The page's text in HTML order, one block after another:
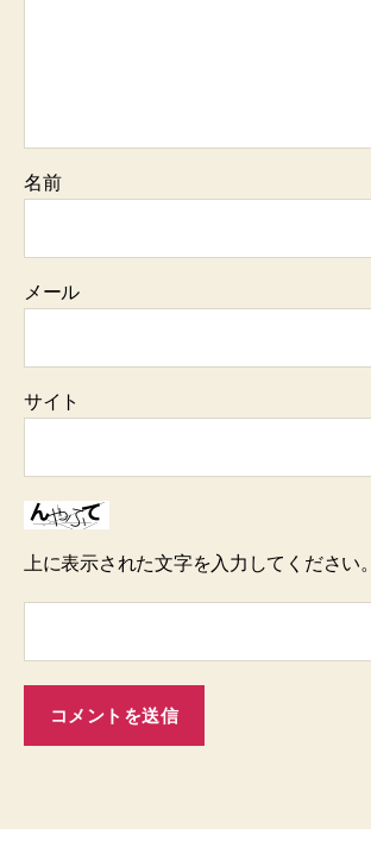
名前
メール
サイト
上に表示された文字を入力してください。